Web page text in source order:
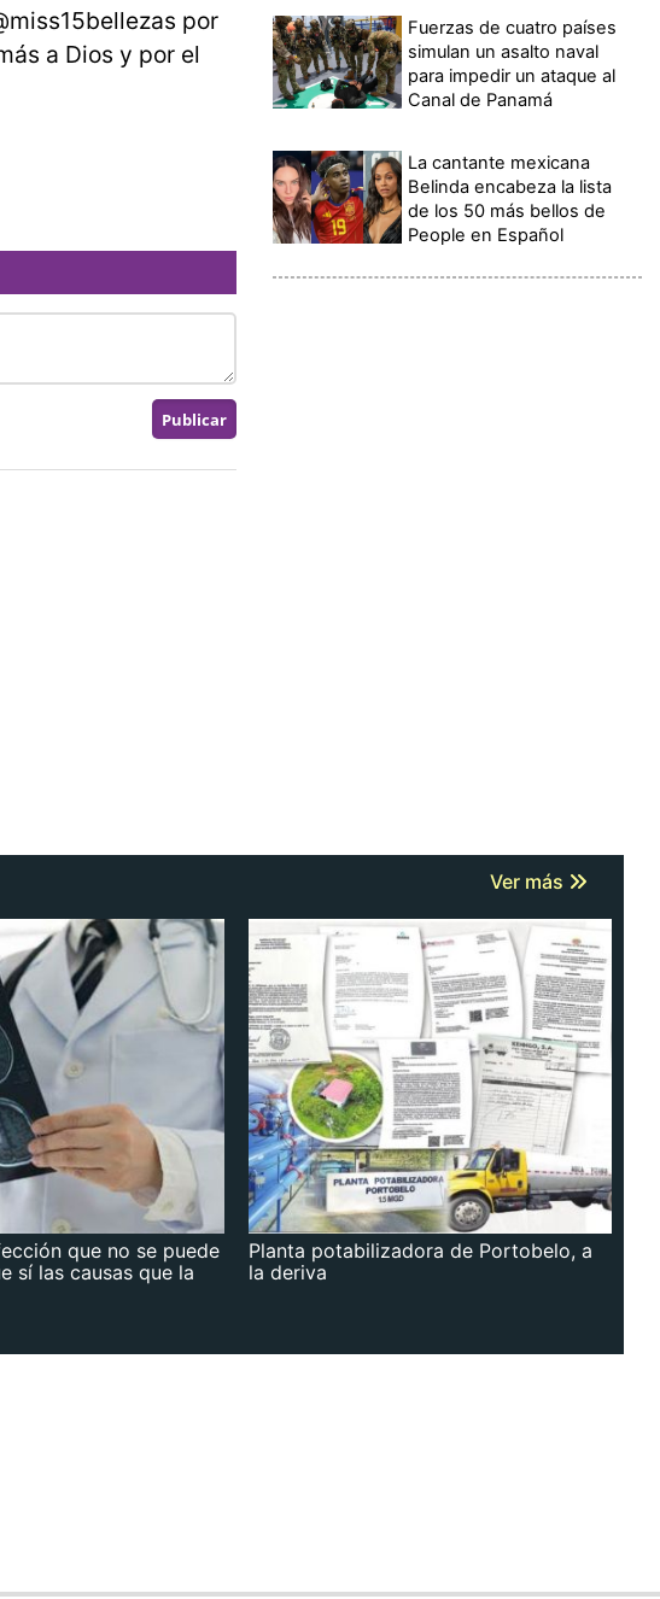
por
a Dios y por el
Fuerzas de cuatro países
simulan un asalto naval
para impedir un ataque al
Canal de Panamá
La cantante mexicana
Belinda encabeza la lista
de los 50 más bellos de
People en Español
Ver más
que no se puede
sí las causas que la
Planta potabilizadora de Portobelo, a
la deriva